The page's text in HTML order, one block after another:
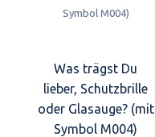
Was trägst Du
lieber, Schutzbrille
oder Glasauge? (mit
Symbol M004)